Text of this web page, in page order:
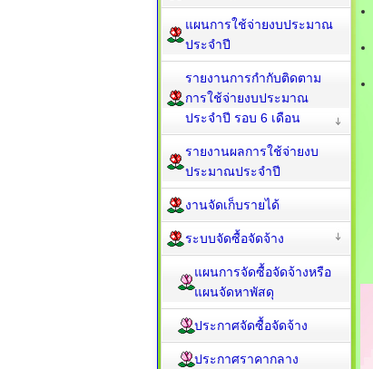
แผนการใช้จ่ายงบประมาณ
ประจำปี
รายงานการกำกับติดตาม
การใช้จ่ายงบประมาณ
ประจำปี รอบ 6 เดือน
รายงานผลการใช้จ่ายงบ
ประมาณประจำปี
งานจัดเก็บรายได้
ระบบจัดซื้อจัดจ้าง
แผนการจัดซื้อจัดจ้างหรือ
แผนจัดหาพัสดุ
ประกาศจัดซื้อจัดจ้าง
ประกาศราคากลาง